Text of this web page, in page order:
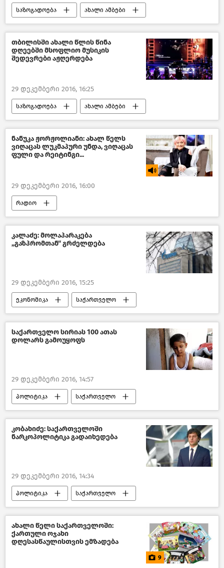
საზოგადოება ახალი ამბები
საქართველო
თბილისში ახალი წლის წინა
დღეებში მსოფლიო მუსიკის
შედევრები აჟღერდება
29 დეკემბერი 2016, 16:25
საზოგადოება ახალი ამბები
საქართველო
კულტურა საქართველოში
ნანუკა ჟორჟოლიანი: ახალ წელს
ვიღაცას ლუკმაპური უნდა, ვიღაცას
ფული და რეიტინგი...
29 დეკემბერი 2016, 16:00
რადიო
კალაძე: მოლაპარაკება
„გაზპრომთან“ გრძელდება
29 დეკემბერი 2016, 15:25
ეკონომიკა საქართველო
საქართველო სირიას 100 ათას
დოლარს გამოუყოფს
29 დეკემბერი 2016, 14:57
პოლიტიკა საქართველო
მსოფლიოს ახალი ამბები
კობახიძე: საქართველოში
ნარკოპოლიტიკა გადაიხედება
29 დეკემბერი 2016, 14:34
პოლიტიკა საქართველო
ახალი წელი საქართველოში:
ქართული ოჯახი
დღესასწაულისთვის ემზადება
9